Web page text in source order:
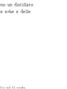
un distillato
erbe e delle
nel IX secolo,